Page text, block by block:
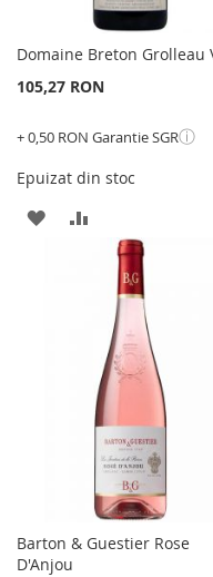
Domaine Breton Grolleau
105,27 RON
+ 0,50 RON Garantie SGRⓘ
Epuizat din stoc
ADAUGATI
DORINTE
PENTRU
COMPARARE
Barton & Guestier Rose
D'Anjou